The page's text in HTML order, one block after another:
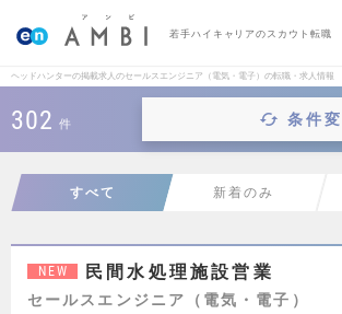
若手ハイキャリアのスカウト転職
ヘッドハンターの掲載求人のセールスエンジニア（電気・電子）の転職・求人情報
302 件 条件
すべて 新着のみ
NEW 民間水処理施設営業
セールスエンジニア（電気・電子）